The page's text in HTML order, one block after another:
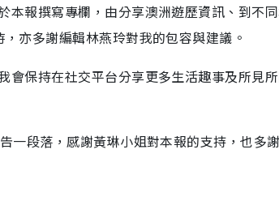
本報撰寫專欄，由分享澳洲遊歷資訊、到不
亦多謝編輯林燕玲對我的包容與建議。
會保持在社交平台分享更多生活趣事及所見
一段落，感謝黃琳小姐對本報的支持，也多